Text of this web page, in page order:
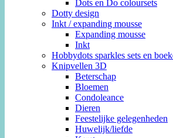
Dots en Do coloursets
Dotty design
Inkt / expanding mousse
Expanding mousse
Inkt
Hobbydots sparkles sets en
Knipvellen 3D
Beterschap
Bloemen
Condoleance
Dieren
Feestelijke gelegenheden
Huwelijk/liefde